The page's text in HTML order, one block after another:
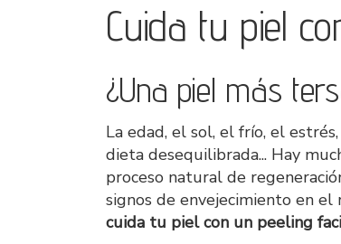
Cuida tu piel
¿Una piel más
La edad, el sol, el frío, el
dieta desequilibrada... Hay
proceso natural de
signos de envejecimiento en
cuida tu piel con un peeling